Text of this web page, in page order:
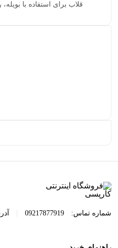
قلاب برای استفاده با
شماره تماس: 09217877919
|